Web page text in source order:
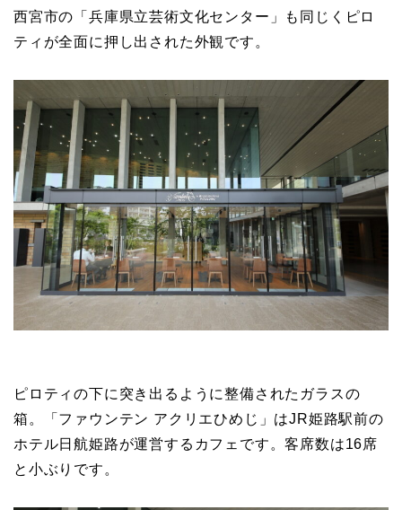
西宮市の「兵庫県立芸術文化センター」も同じくピロ
ティが全面に押し出された外観です。
ピロティの下に突き出るように整備されたガラスの
箱。「ファウンテン アクリエひめじ」はJR姫路駅前の
ホテル日航姫路が運営するカフェです。客席数は16席
と小ぶりです。